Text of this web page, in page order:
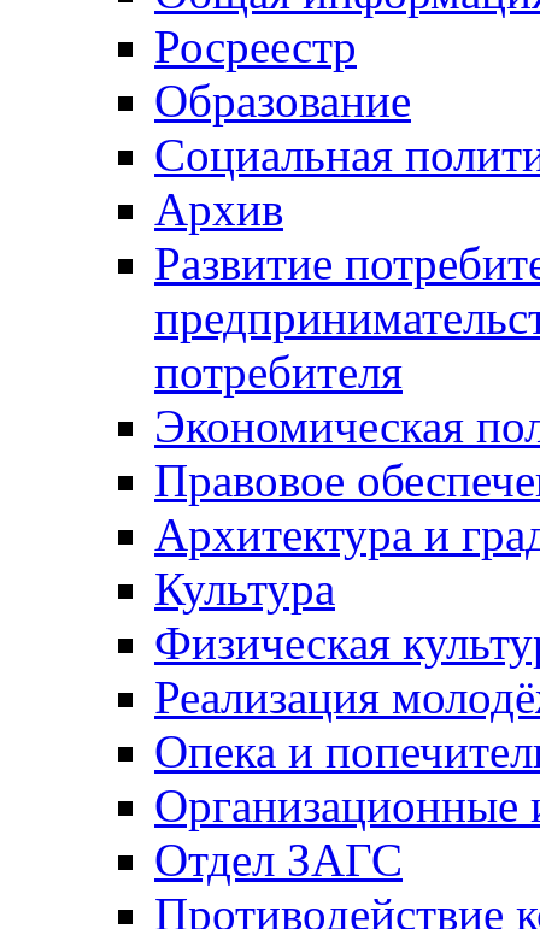
Росреестр
Образование
Социальная
Архив
Развитие
потребителя
Экономическая
Правовое
Архитектура и
Культура
Физическая
Реализация
Опека и
Отдел ЗАГС
Противодействие